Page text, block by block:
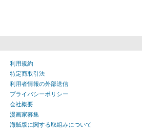
利用規約
特定商取引法
利用者情報の外部送信
プライバシーポリシー
会社概要
漫画家募集
海賊版に関する取組みについて